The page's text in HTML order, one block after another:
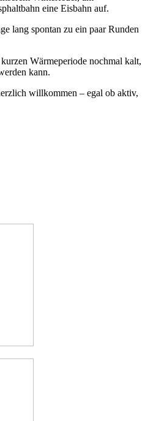
eine Eisbahn auf.
lang spontan zu ein paar Runden
Wärmeperiode nochmal kalt,
kann.
willkommen – egal ob aktiv,